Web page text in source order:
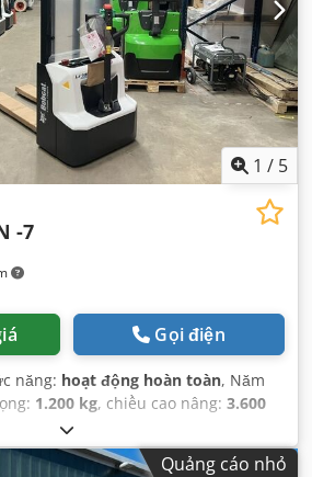
1 / 5
-7
Gọi điện
năng: hoạt động hoàn toàn, Năm
1.200 kg, chiều cao nâng: 3.600
, loại cột:
dài càng:1.200 mm, loại truyền
Quảng cáo nhỏ